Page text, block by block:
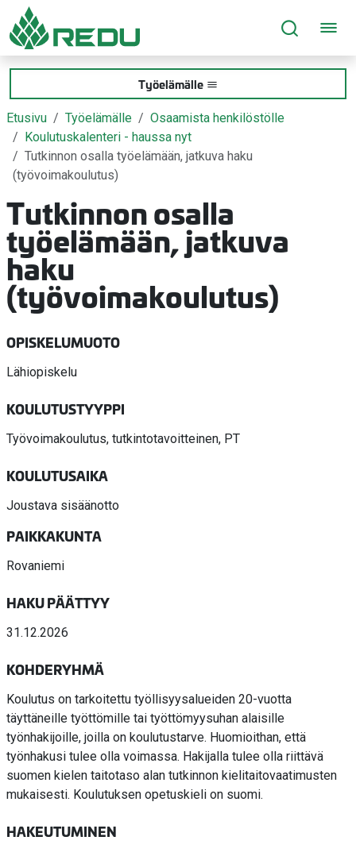
Siirry sivusisältöön
Työelämälle
Etusivu Työelämälle
Osaamista henkilöstölle
Koulutuskalenteri - haussa nyt
Tutkinnon osalla työelämään, jatkuva haku
(työvoimakoulutus)
Tutkinnon osalla
työelämään, jatkuva
haku
(työvoimakoulutus)
OPISKELUMUOTO
Lähiopiskelu
KOULUTUSTYYPPI
Työvoimakoulutus, tutkintotavoitteinen, PT
KOULUTUSAIKA
Joustava sisäänotto
PAIKKAKUNTA
Rovaniemi
HAKU PÄÄTTYY
31.12.2026
KOHDERYHMÄ
Koulutus on tarkoitettu työllisyysalueiden 20-vuotta
täyttäneille työttömille tai työttömyysuhan alaisille
työnhakijoille, joilla on koulutustarve. Huomioithan, että
työnhakusi tulee olla voimassa. Hakijalla tulee olla riittävä
suomen kielen taitotaso alan tutkinnon kielitaitovaatimusten
mukaisesti. Koulutuksen opetuskieli on suomi.
HAKEUTUMINEN